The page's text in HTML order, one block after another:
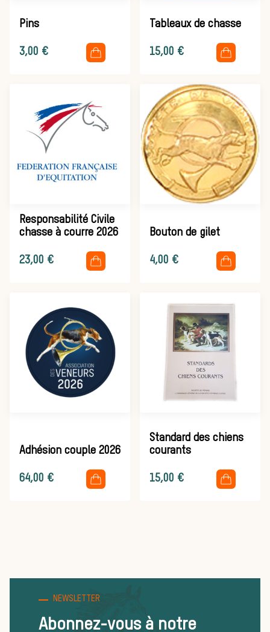
Patrimoine
Équipages
La trompe de
chasse
Les missions de la Société de Vènerie
Assister à une chasse à courre
Déroulement
d’une journée
de chasse
Trouver un
Règles et
Pins
.
3,00 €
Tableaux de chasse
.
15,00 €
Responsabilité Civile
chasse à courre 2026
.
23,00 €
Bouton de gilet
.
4,00 €
Adhésion couple 2026
.
64,00 €
Standard des chiens
courants
.
15,00 €
NEWSLETTER
Abonnez-vous à notre